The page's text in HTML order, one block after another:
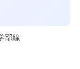
部線